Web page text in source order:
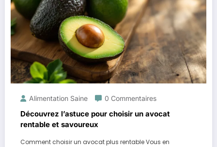
Alimentation Saine 0 Commentaires
Découvrez l’astuce pour choisir un avocat
rentable et savoureux
Comment choisir un avocat plus rentable Vous en